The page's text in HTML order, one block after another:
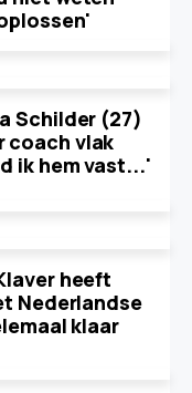
Schilder (27)
coach vlak
ik hem vast...'
heeft
Nederlandse
klaar